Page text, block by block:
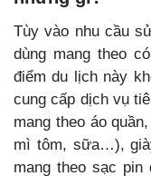
Tùy vào nhu cầu
dùng mang theo
điểm du lịch này
cung cấp dịch vụ
mang theo áo
mì tôm, sữa…),
mang theo sạc pin